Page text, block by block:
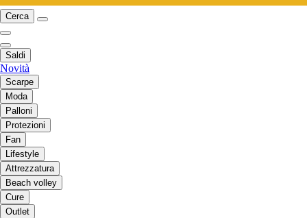
Cerca
Saldi
Novità
Scarpe
Moda
Palloni
Protezioni
Fan
Lifestyle
Attrezzatura
Beach volley
Cure
Outlet